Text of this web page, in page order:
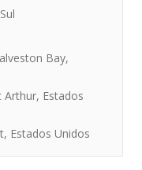
Bay,
Arthur, Estados
Estados Unidos